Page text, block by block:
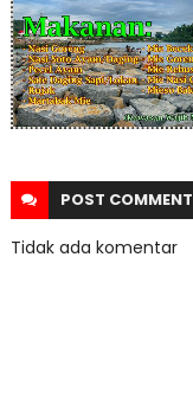
POST COMMENT
Tidak ada komentar